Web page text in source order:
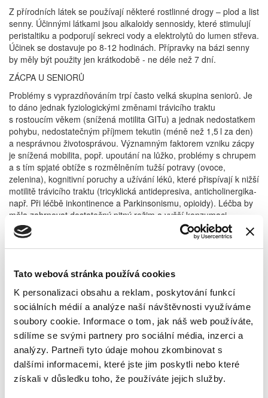
Tato webová stránka používá cookies
K personalizaci obsahu a reklam, poskytování funkcí
sociálních médií a analýze naší návštěvnosti využíváme
soubory cookie. Informace o tom, jak náš web používáte,
sdílíme se svými partnery pro sociální média, inzerci a
analýzy. Partneři tyto údaje mohou zkombinovat s
dalšími informacemi, které jste jim poskytli nebo které
získali v důsledku toho, že používáte jejich služby.
Z přírodních látek se používají některé rostlinné drogy – plod a list
senny. Účinnými látkami jsou alkaloidy sennosidy, které stimulují
peristaltiku a podporují sekreci vody a elektrolytů do lumen střeva.
Účinek se dostavuje po 8-12 hodinách. Přípravky na bázi senny
by měly být použity jen krátkodobě - ne déle než 7 dní.
ZÁCPA U SENIORŮ
Problémy s vyprazdňováním trpí často velká skupina seniorů. Je
to dáno jednak fyziologickými změnami trávicího traktu
s rostoucím věkem (snížená motilita GITu) a jednak nedostatkem
pohybu, nedostatečným příjmem tekutin (méně než 1,5 l za den)
a nesprávnou životosprávou. Významným faktorem vzniku zácpy
je snížená mobilita, popř. upoutání na lůžko, problémy s chrupem
a s tím spjaté obtíže s rozmělněním tužší potravy (ovoce,
zelenina), kognitivní poruchy a užívání léků, které přispívají k nižší
motilitě trávicího traktu (tricyklická antidepresiva, anticholinergika-
např. Při léčbě inkontinence a Parkinsonismu, opioidy). Léčba by
měla zahrnovat dostatečný pitný režim a vyšší konzumaci
vlákniny. U osob s nízkým obsahem vlákniny v potravě se
doporučuje podávání objemových laxativ (např. Psyllium), velmi
dobrý efekt má osmotické laxans lactulosa (velmi vhodné u osob
než občasné úplné vyprázdnění.
PharmDr. Tereza Hanáková
1) Martínek J. Zácpa – častý problém. Praktické lékárenství.2010;
6(1):15-21.